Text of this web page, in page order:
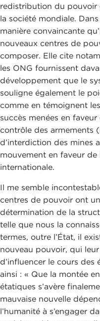
redistribution du pouvoir
la société mondiale.
manière convaincante
nouveaux centres de
composer. Elle cite
les ONG fournissent
développement que le
souligne également le
comme en témoignent
succès menées en
contrôle des armements
d’interdiction des mines
mouvement en faveur de
internationale.
Il me semble
centres de pouvoir ont
détermination de la
telle que nous la
termes, outre l’État, il
nouveau pouvoir, qui
d’influencer le cours des
ainsi : « Que la montée
étatiques s’avère
mauvaise nouvelle
l’humanité à s’engager